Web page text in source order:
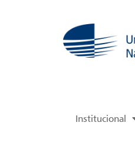
Institucional